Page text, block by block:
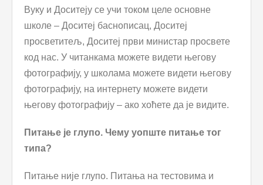
Вуку и Доситеју се учи током целе основне
школе – Доситеј баснописац, Доситеј
просветитељ, Доситеј први министар просвете
код нас. У читанкама можете видети његову
фотографију, у школама можете видети његову
фотографију, на интернету можете видети
његову фотографију – ако хоћете да је видите.
Питање је глупо. Чему уопште питање тог
типа?
Питање није глупо. Питања на тестовима и